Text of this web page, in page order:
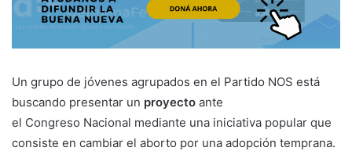
Un grupo de jóvenes agrupados en el Partido NOS está
buscando presentar un proyecto ante
el Congreso Nacional mediante una iniciativa popular que
consiste en cambiar el aborto por una adopción temprana.